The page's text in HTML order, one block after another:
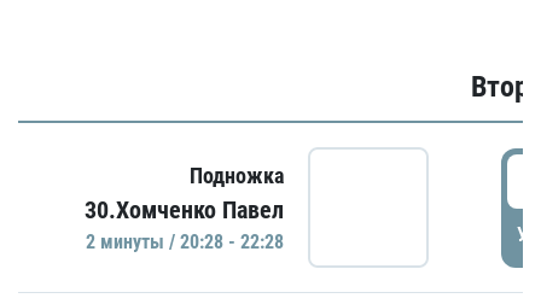
Подножка
30.Хомченко Павел
2 минуты / 20:28 - 22:28